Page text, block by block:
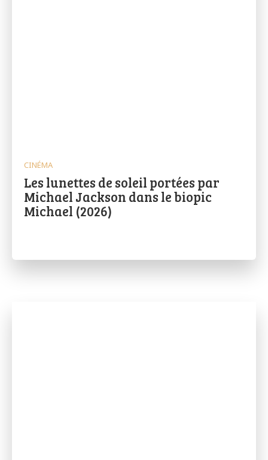
CINÉMA
Les lunettes de soleil portées par
Michael Jackson dans le biopic
Michael (2026)